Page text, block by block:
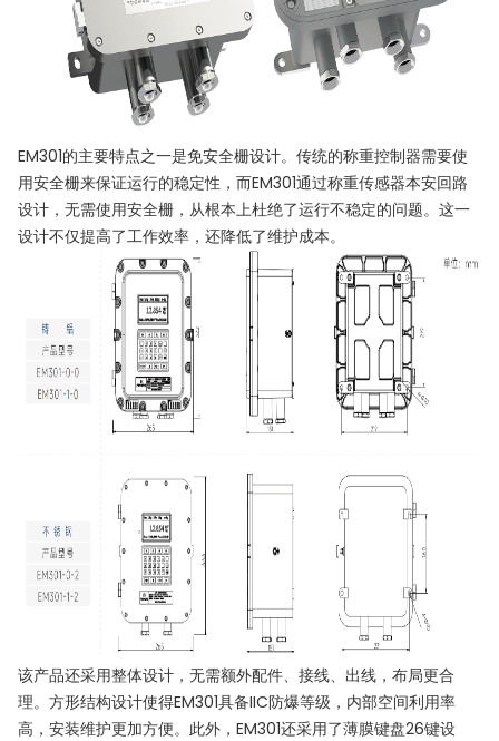
EM301的主要特点之一是免安全栅设计。传统的称重控制器需要使
用安全栅来保证运行的稳定性，而EM301通过称重传感器本安回路
设计，无需使用安全栅，从根本上杜绝了运行不稳定的问题。这一
设计不仅提高了工作效率，还降低了维护成本。
该产品还采用整体设计，无需额外配件、接线、出线，布局更合
理。方形结构设计使得EM301具备IIC防爆等级，内部空间利用率
高，安装维护更加方便。此外，EM301还采用了薄膜键盘26键设